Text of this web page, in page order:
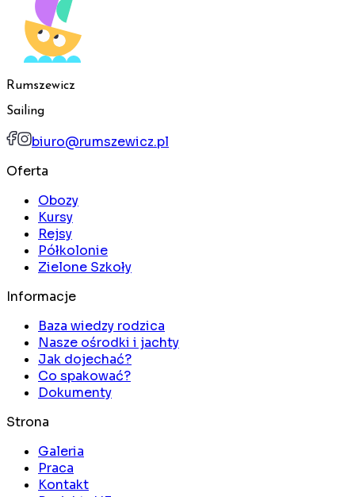
Rumszewicz
Sailing
biuro@rumszewicz.pl
Oferta
Obozy
Kursy
Rejsy
Półkolonie
Zielone Szkoły
Informacje
Baza wiedzy rodzica
Nasze ośrodki i jachty
Jak dojechać?
Co spakować?
Dokumenty
Strona
Galeria
Praca
Kontakt